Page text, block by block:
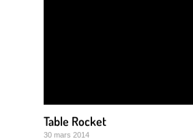
Table Rocket
30 mars 2014